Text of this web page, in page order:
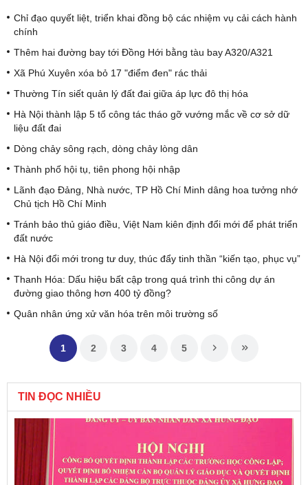
Chỉ đạo quyết liệt, triển khai đồng bộ các nhiệm vụ cải cách hành
chính
Thêm hai đường bay tới Đồng Hới bằng tàu bay A320/A321
Xã Phú Xuyên xóa bỏ 17 "điểm đen" rác thải
Thường Tín siết quản lý đất đai giữa áp lực đô thị hóa
Hà Nội thành lập 5 tổ công tác tháo gỡ vướng mắc về cơ sở dữ
liệu đất đai
Dòng chảy sông rạch, dòng chảy lòng dân
Thành phố hội tụ, tiên phong hội nhập
Lãnh đạo Đảng, Nhà nước, TP Hồ Chí Minh dâng hoa tưởng nhớ
Chủ tịch Hồ Chí Minh
Tránh bảo thủ giáo điều, Việt Nam kiên định đổi mới để phát triển
đất nước
Hà Nội đổi mới trong tư duy, thúc đẩy tinh thần “kiến tạo, phục vụ”
Thanh Hóa: Dấu hiệu bất cập trong quá trình thi công dự án
đường giao thông hơn 400 tỷ đồng?
Quân nhân ứng xử văn hóa trên môi trường số
1 2 3 4 5
TIN ĐỌC NHIỀU